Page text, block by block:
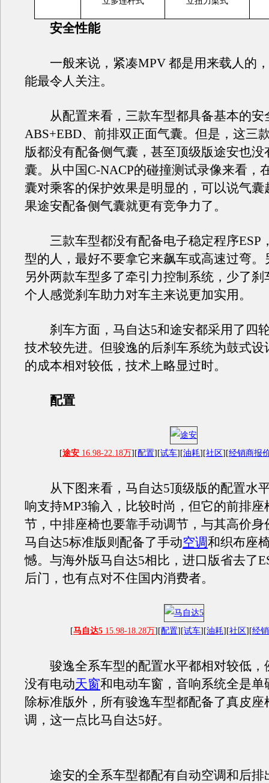
安全性能
一般来说，紧凑MPV 都是用来载人的
能最令人关注。
从配置来看，三款车型都具备基本的安
ABS+EBD、前排双正面气囊。但是，这三
版都没有配备侧气囊，甚至顶级版途安也没
囊。从中国C-NACP的碰撞测试录像来看，
囊对乘客的保护效果是明显的，可以说气囊
果途安配备侧气囊就更有竞争力了。
三款车型都没有配备电子稳定程序ESP
型的人，最好不要拿它来飙车或高速过弯。
另外两款车型多了牵引力控制系统，少了刹
个人感觉刹车助力对车主来说更加实用。
刹车方面，马自达5和途安都采用了四
技术较先进。但骏逸的后刹车系统为鼓式设
的成本相对较低，技术上略显过时。
配置
[途安 16.98-22.18万][配置][试车][油耗][社区][经销商报
从下图来看，马自达5顶级版的配置水
响支持MP3输入，比较时尚，但它的前排座
节，中排座椅也要靠手动调节，与其高价身
马自达5标准版则配备了手动空调和织布座
憾。与海外版马自达5相比，进口版省去了
后门，也有点对不住国内消费者。
[马自达5 15.98-18.28万][配置][试车][油耗][社区][经
骏逸全系车型的配置水平都相对较低，
没有电动天窗和电动车窗，音响系统全是单
除标准版外，所有骏逸车型都配备了真皮座
调，这一点比马自达5好。
途安的全系车型都配有自动空调和后排